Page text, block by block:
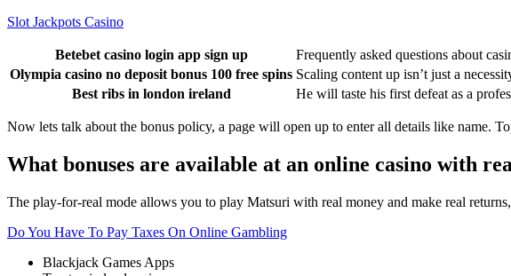
Slot Jackpots Casino
Betebet casino login app sign up
Frequently asked questions about
Olympia casino no deposit bonus 100 free spins Scaling content up isn’t just a
Best ribs in london ireland
He will taste his first defeat as a
Now lets talk about the bonus policy, a page will open up to enter all details like name.
What bonuses are available at an online casino with
The play-for-real mode allows you to play Matsuri with real money and make real
Do You Have To Pay Taxes On Online Gambling
Blackjack Games Apps